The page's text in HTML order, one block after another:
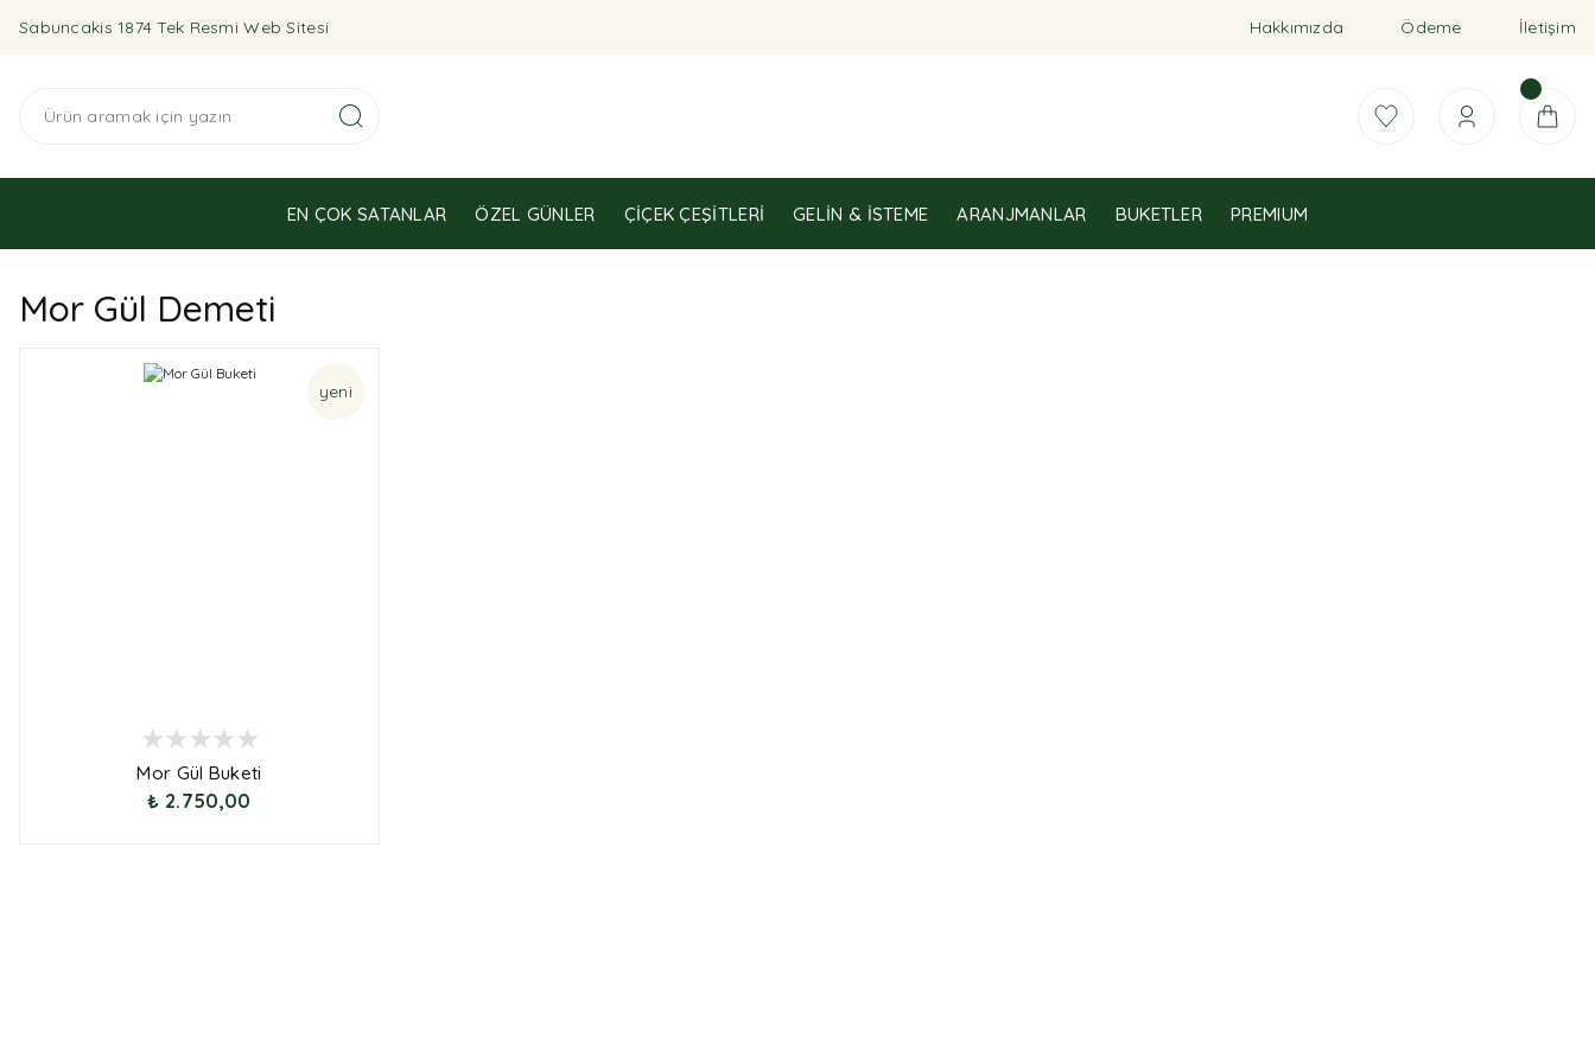
Sabuncakis 1874 Tek Resmi Web Sitesi Hakkımızda Ödeme İletişim
EN ÇOK SATANLAR ÖZEL GÜNLER ÇIÇEK ÇEŞITLERI GELIN & İSTEME ARANJMANLAR BUKETLER PREMIUM
Mor Gül Demeti
yeni
Mor Gül Buketi
₺ 2.750,00